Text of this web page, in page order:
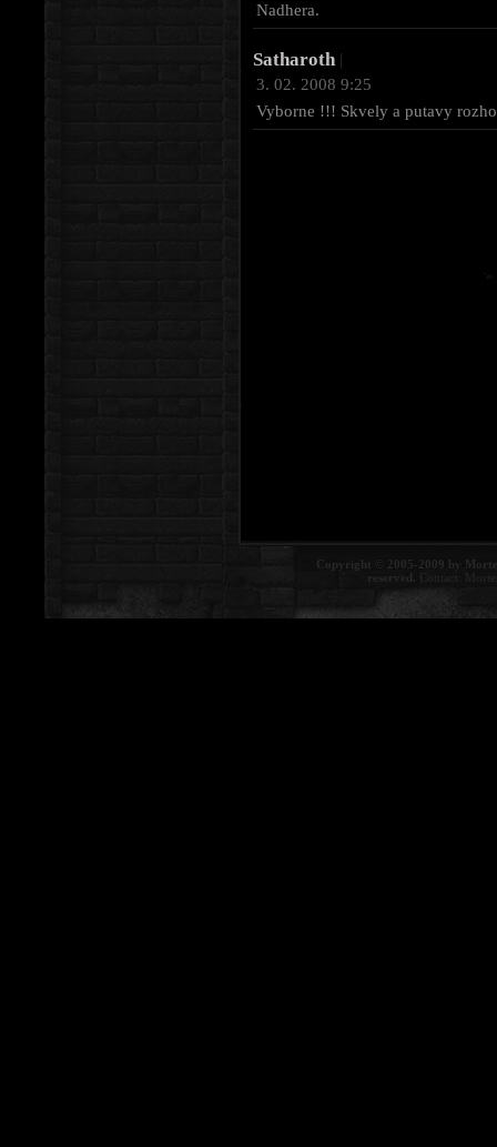
Nadhera.
Satharoth |
3. 02. 2008 9:25
Vyborne !!! Skvely a putavy
Copyright © 2005-2009 by
reserved. Contact: